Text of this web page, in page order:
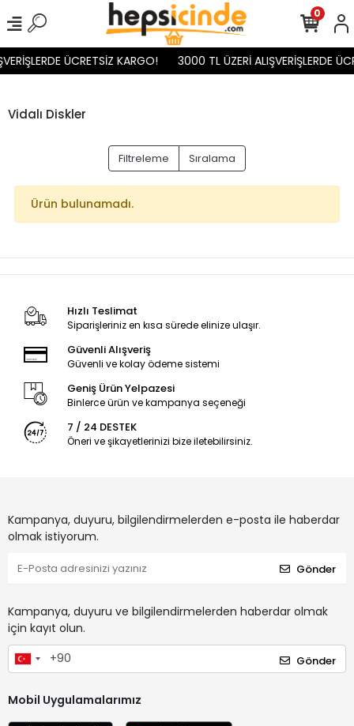
ÜCRETSİZ KARGO! 3000 TL ÜZERİ ALIŞVERİŞLERDE
0
Vidalı Diskler
Filtreleme Sıralama
Ürün bulunamadı.
Hızlı Teslimat
Siparişleriniz en kısa sürede elinize ulaşır.
Güvenli Alışveriş
Güvenli ve kolay ödeme sistemi
Geniş Ürün Yelpazesi
Binlerce ürün ve kampanya seçeneği
7 / 24 DESTEK
Öneri ve şikayetlerinizi bize iletebilirsiniz.
Kampanya, duyuru, bilgilendirmelerden e-posta ile haberdar
olmak istiyorum.
Gönder
Kampanya, duyuru ve bilgilendirmelerden haberdar olmak
için kayıt olun.
Gönder
Mobil Uygulamalarımız